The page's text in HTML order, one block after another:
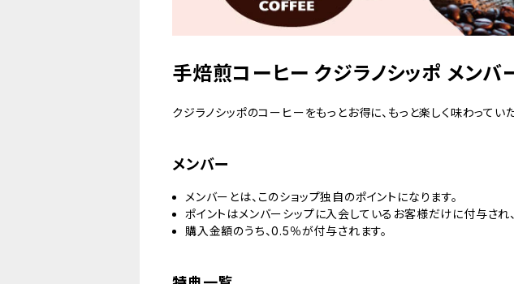
手焙煎コーヒー クジラノシッポ メンバ
クジラノシッポのコーヒーをもっとお得に、もっと楽しく味わって
メンバー
メンバーとは、このショップ独自のポイントになります。
ポイントはメンバーシップに入会しているお客様だけに付与され
購入金額のうち、0.5％が付与されます。